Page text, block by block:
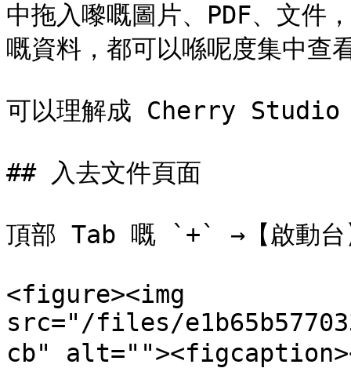
中拖入嚟嘅圖片、PDF、文件
嘅資料，都可以喺呢度集中查
可以理解成 Cherry Studio
## 入去文件頁面
頂部 Tab 嘅 `+` →【啟動台
<figure><img
src="/files/
cb"